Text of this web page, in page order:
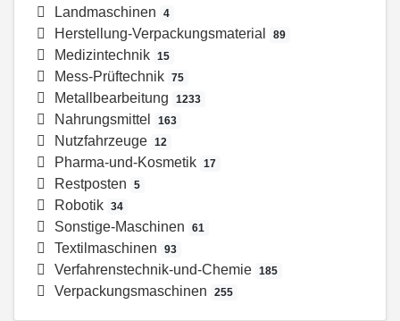
Landmaschinen 4
Herstellung-Verpackungsmaterial 89
Medizintechnik 15
Mess-Prüftechnik 75
Metallbearbeitung 1233
Nahrungsmittel 163
Nutzfahrzeuge 12
Pharma-und-Kosmetik 17
Restposten 5
Robotik 34
Sonstige-Maschinen 61
Textilmaschinen 93
Verfahrenstechnik-und-Chemie 185
Verpackungsmaschinen 255